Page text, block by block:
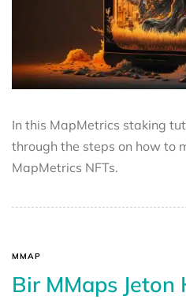
In this MapMetrics staking
through the steps on how to
MapMetrics NFTs.
MMAP
Bir MMaps Jeton